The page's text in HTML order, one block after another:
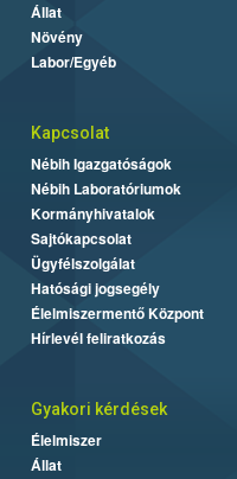
Állat
Növény
Labor/Egyéb
Kapcsolat
Nébih Igazgatóságok
Nébih Laboratóriumok
Kormányhivatalok
Sajtókapcsolat
Ügyfélszolgálat
Hatósági jogsegély
Élelmiszermentő Központ
Hírlevél feliratkozás
Gyakori kérdések
Élelmiszer
Állat